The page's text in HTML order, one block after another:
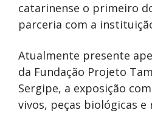
catarinense o primeiro
parceria com a
Atualmente presente
da Fundação Projeto
Sergipe, a exposição
vivos, peças biológicas